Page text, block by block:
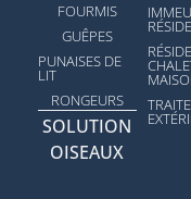
FOURMIS
GUÊPES
PUNAISES DE
LIT
RONGEURS
SOLUTION
OISEAUX